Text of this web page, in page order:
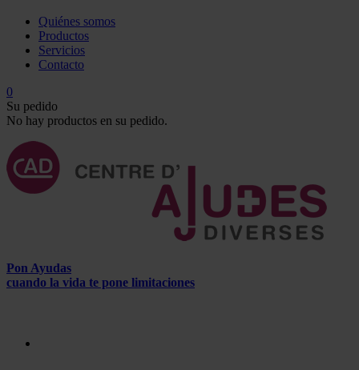
Quiénes somos
Productos
Servicios
Contacto
0
Su pedido
No hay productos en su pedido.
Pon Ayudas
cuando la vida te pone limitaciones